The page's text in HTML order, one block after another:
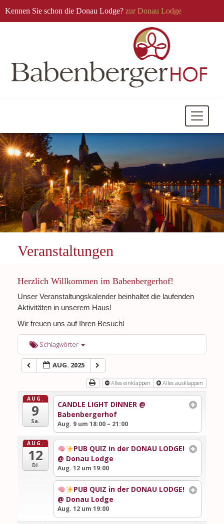
Kennen Sie schon die Donau Lodge? zur Donau Lodge
Mobile
Veranstaltungen
Herzlich Willkommen im Babenbergerhof!
Unser Veranstaltungskalender beinhaltet die laufenden
Aktivitäten in unserem Haus!
Wir freuen uns auf Ihren Besuch!
Schlagwörter
AUG. 2025
Alles einklappen Alles ausklappen
AUG.
9
Sa.
CANDLE LIGHT DINNER @
Babenbergerhof
Aug. 9 um 18:00 – 21:00
AUG.
12
Di.
PUB QUIZ in der DONAU LODGE!
@ Donau Lodge
Aug. 12 um 19:00
PUB QUIZ in der DONAU LODGE!
@ Donau Lodge
Aug. 12 um 19:00